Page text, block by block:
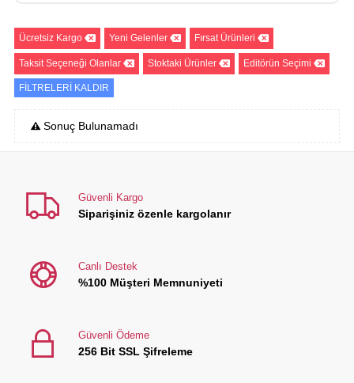
Ücretsiz Kargo Yeni Gelenler Fırsat Ürünleri
Taksit Seçeneği Olanlar Stoktaki Ürünler Editörün Seçimi
FİLTRELERİ KALDIR
Sonuç Bulunamadı
Güvenli Kargo
Siparişiniz özenle kargolanır
Canlı Destek
%100 Müşteri Memnuniyeti
Güvenli Ödeme
256 Bit SSL Şifreleme